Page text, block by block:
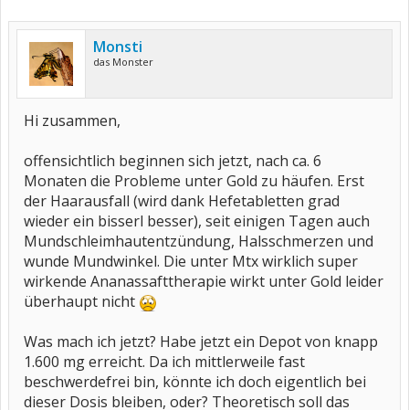
Monsti
das Monster
Hi zusammen,
offensichtlich beginnen sich jetzt, nach ca. 6
Monaten die Probleme unter Gold zu häufen. Erst
der Haarausfall (wird dank Hefetabletten grad
wieder ein bisserl besser), seit einigen Tagen auch
Mundschleimhautentzündung, Halsschmerzen und
wunde Mundwinkel. Die unter Mtx wirklich super
wirkende Ananassafttherapie wirkt unter Gold leider
überhaupt nicht
Was mach ich jetzt? Habe jetzt ein Depot von knapp
1.600 mg erreicht. Da ich mittlerweile fast
beschwerdefrei bin, könnte ich doch eigentlich bei
dieser Dosis bleiben, oder? Theoretisch soll das